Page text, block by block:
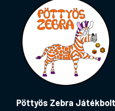
Pöttyös Zebra Játékbolt